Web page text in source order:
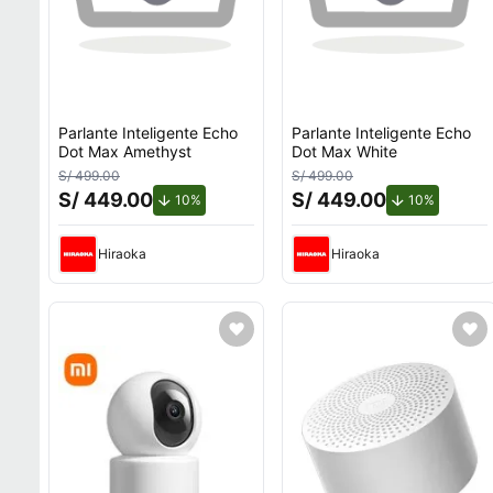
Parlante Inteligente Echo
Dot Max Amethyst
S/ 499.00
S/ 449.00 10%
Hiraoka
Parlante Inteligente Echo
Dot Max White
S/ 499.00
S/ 449.00 10%
Hiraoka